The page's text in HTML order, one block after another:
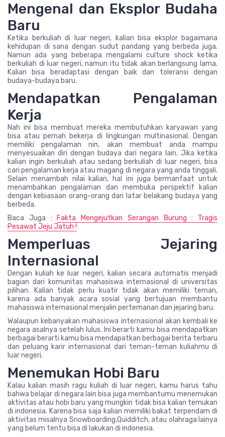
Mengenal dan Eksplor Budaha
Baru
Ketika berkuliah di luar negeri, kalian bisa eksplor bagaimana
kehidupan di sana dengan sudut pandang yang berbeda juga.
Namun ada yang beberapa mengalami culture shock ketika
berkuliah di luar negeri, namun itu tidak akan berlangsung lama.
Kalian bisa beradaptasi dengan baik dan toleransi dengan
budaya-budaya baru.
Mendapatkan Pengalaman
Kerja
Nah ini bisa membuat mereka membutuhkan karyawan yang
bisa atau pernah bekerja di lingkungan multinasional. Dengan
memiliki pengalaman nin, akan membuat anda mampu
menyesuaikan diri dengan budaya dari negara lain. Jika ketika
kalian ingin berkuliah atau sedang berkuliah di luar negeri, bisa
cari pengalaman kerja atau magang di negara yang anda tinggali.
Selain menambah nilai kalian, hal ini juga bermanfaat untuk
menambahkan pengalaman dan membuka perspektif kalian
dengan kebiasaan orang-orang dari latar belakang budaya yang
berbeda.
Baca Juga :
Fakta Mengejutkan Serangan Burung : Tragis
Pesawat Jeju Jatuh !
Memperluas Jejaring
Internasional
Dengan kuliah ke luar negeri, kalian secara automatis menjadi
bagian dari komunitas mahasiswa internasional di universitas
pilihan. Kalian tidak perlu kuatir tidak akan memiliki teman,
karena ada banyak acara sosial yang bertujuan membantu
mahasiswa internasional menjalin pertemanan dan jejaring baru.
Walaupun kebanyakan mahasiswa internasional akan kembali ke
negara asalnya setelah lulus. Ini berarti kamu bisa mendapatkan
berbagai berarti kamu bisa mendapatkan berbagai berita terbaru
dan peluang karir internasional dari teman-teman kuliahmu di
luar negeri.
Menemukan Hobi Baru
Kalau kalian masih ragu kuliah di luar negeri, kamu harus tahu
bahwa belajar di negara lain bisa juga membantumu menemukan
aktivitas atau hobi baru yang mungkin tidak bisa kalian temukan
di indonesia. Karena bisa saja kalian memiliki bakat terpendam di
aktivitas misalnya Snowboarding,Quidditch, atau olahraga lainya
yang belum tentu bisa di lakukan di indonesia.